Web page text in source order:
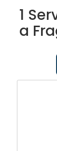
1
a